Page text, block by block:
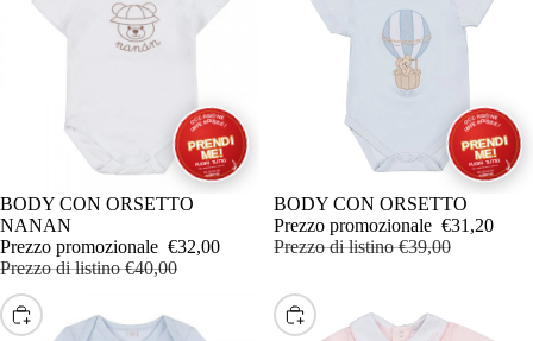
COTONE
FASCIA
IN OFFERTA
BODY CON ORSETTO
NANAN
Prezzo promozionale €32,00
Prezzo di listino€40,00
IN OFFERTA
BODY CON ORSETTO
Prezzo promozionale €31,20
Prezzo di listino€39,00
SCEGLI SCEGLI